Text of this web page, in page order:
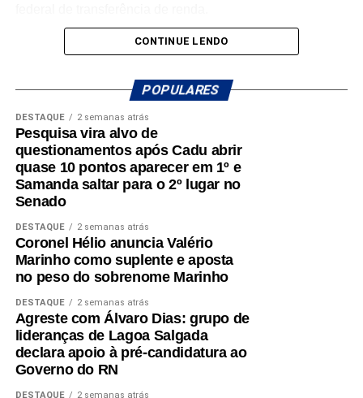
Com população de 4.558 habitantes, São José do Seridó
Família, o equivalente a 13,6% da população, o menor
percentual entre os municípios potiguares analisados.
Na sequência aparecem Ouro Branco (16,7%), Cruzeta
(18,5%), Parnamirim (20,1%), Jardim do Seridó (20,7%),
Acari (21,8%), Natal (22,3%), Carnaúba dos Dantas
(23,2%), Mossoró (25,7%) e Caicó (30,2%).
Segundo a análise, o desempenho de São José do
Seridó está associado à diversificação da economia local
e à geração de empregos formais. O município possui
bonelaria, segmentos que absorvem parcela significativa
da mão de obra, contribuindo para o aumento da renda
das famílias e reduzindo a necessidade de acesso ao
benefício.
CONTINUE LENDO
POPULARES
DESTAQUE 2 semanas atrás
Pesquisa vira alvo de
questionamentos após Cadu abrir
quase 10 pontos aparecer em 1º e
Samanda saltar para o 2º lugar no
Senado
DESTAQUE 2 semanas atrás
Coronel Hélio anuncia Valério
Marinho como suplente e aposta
no peso do sobrenome Marinho
DESTAQUE 2 semanas atrás
Agreste com Álvaro Dias: grupo de
lideranças de Lagoa Salgada
declara apoio à pré-candidatura ao
Governo do RN
DESTAQUE 2 semanas atrás